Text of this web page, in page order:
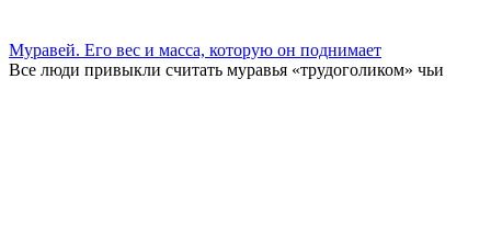
Муравей. Его вес и масса, которую он поднимает
Все люди привыкли считать муравья «трудоголиком» чьи